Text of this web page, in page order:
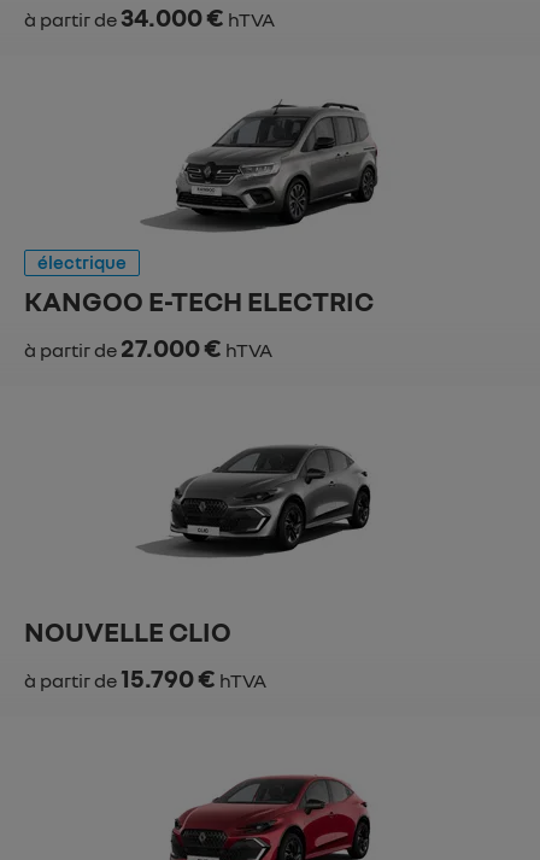
à partir de 34.000 € hTVA
électrique
KANGOO E-TECH ELECTRIC
à partir de 27.000 € hTVA
NOUVELLE CLIO
à partir de 15.790 € hTVA